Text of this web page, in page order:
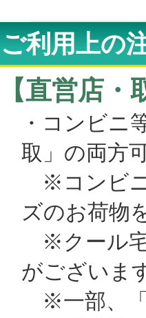
ご利用上の
【直営店
・コンビニ
取」の両方
※コンビニ
ズのお荷物
※クール宅
がございま
※一部、「